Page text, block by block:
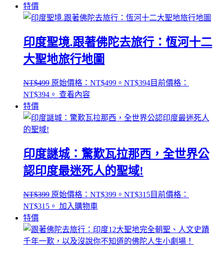
特價
印度聖境.跟著佛陀去旅行：恆河十二
大聖地旅行地圖
NT$499 原始價格：NT$499。 NT$394目前價格：
NT$394。 查看內容
特價
印度謎城：驚歎瓦拉那西，全世界公
認印度最迷死人的聖域!
NT$399 原始價格：NT$399。 NT$315目前價格：
NT$315。 加入購物車
特價